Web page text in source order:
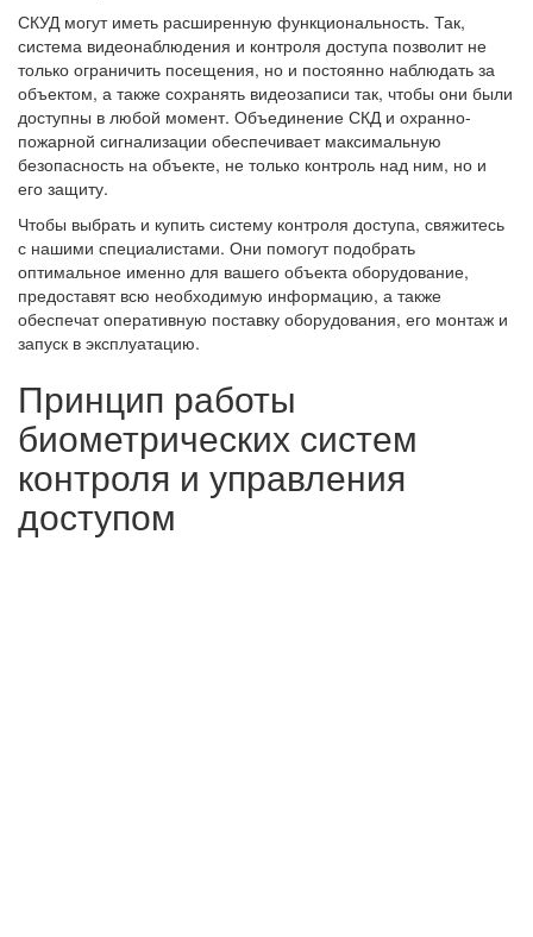
СКУД могут иметь расширенную функциональность. Так,
система видеонаблюдения и контроля доступа позволит не
только ограничить посещения, но и постоянно наблюдать за
объектом, а также сохранять видеозаписи так, чтобы они были
доступны в любой момент. Объединение СКД и охранно-
пожарной сигнализации обеспечивает максимальную
безопасность на объекте, не только контроль над ним, но и
его защиту.
Чтобы выбрать и купить систему контроля доступа, свяжитесь
с нашими специалистами. Они помогут подобрать
оптимальное именно для вашего объекта оборудование,
предоставят всю необходимую информацию, а также
обеспечат оперативную поставку оборудования, его монтаж и
запуск в эксплуатацию.
Принцип работы
биометрических систем
контроля и управления
доступом